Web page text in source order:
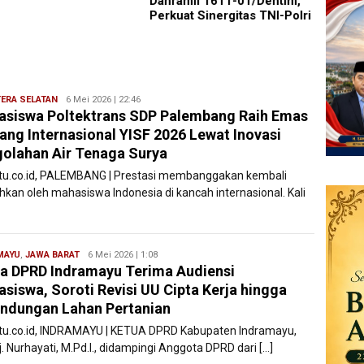
Perkuat Sinergitas TNI-Polri
SELATAN
Ryan
Karawang
6 Mei 2026 | 22:46
Poltektrans SDP Palembang Raih Emas
Internasional YISF 2026 Lewat Inovasi
Air Tenaga Surya
PALEMBANG | Prestasi membanggakan kembali
oleh mahasiswa Indonesia di kancah internasional. Kali
, JAWA BARAT Ryan
Karawang
6 Mei 2026 | 1:08
DPRD Indramayu Terima Audiensi
Soroti Revisi UU Cipta Kerja hingga
Lahan Pertanian
‎INDRAMAYU | KETUA DPRD Kabupaten Indramayu,
Nurhayati, M.Pd.I., didampingi Anggota DPRD dari […]